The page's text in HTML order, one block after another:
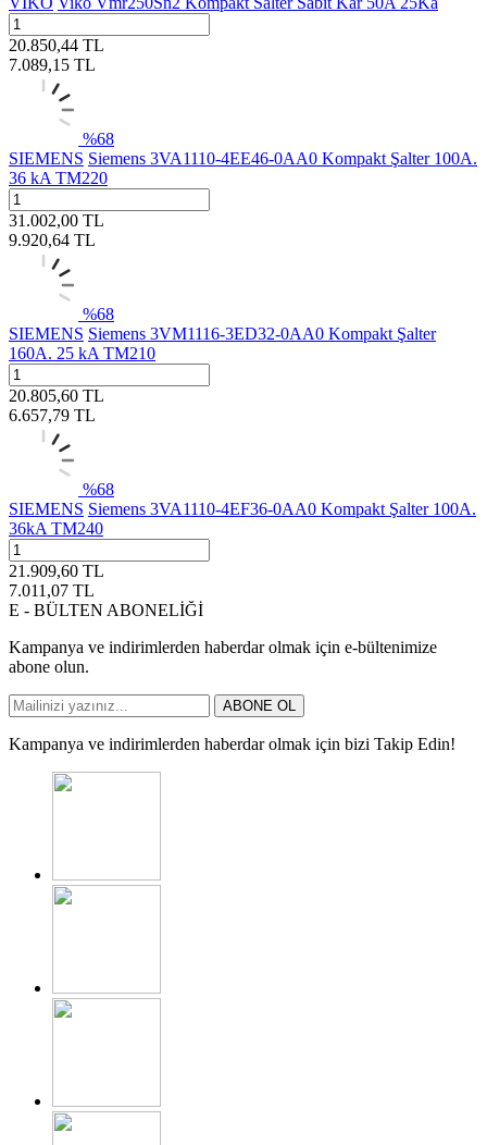
20.850,44 TL
7.089,15 TL
%68
SIEMENS Siemens 3VA1110-4EE46-0AA0 Kompakt Şalter 100A.
36 kA TM220
31.002,00 TL
9.920,64 TL
%68
SIEMENS Siemens 3VM1116-3ED32-0AA0 Kompakt Şalter
160A. 25 kA TM210
20.805,60 TL
6.657,79 TL
%68
SIEMENS Siemens 3VA1110-4EF36-0AA0 Kompakt Şalter 100A.
36kA TM240
21.909,60 TL
7.011,07 TL
E - BÜLTEN ABONELİĞİ
Kampanya ve indirimlerden haberdar olmak için e-bültenimize
abone olun.
ABONE OL
Kampanya ve indirimlerden haberdar olmak için bizi Takip Edin!